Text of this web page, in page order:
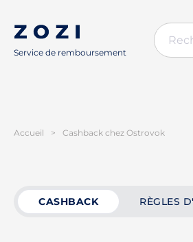
Service de remboursement
Accueil > Cashback chez Ostrovok
CASHBACK RÈGLES